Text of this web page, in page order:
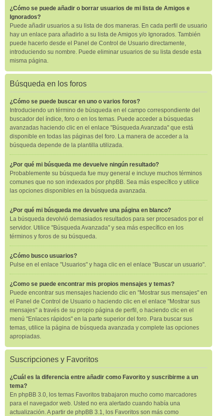
¿Cómo se puede añadir o borrar usuarios de mi lista de Amigos e
Ignorados?
Puede añadir usuarios a su lista de dos maneras. En cada perfil de usuario
hay un enlace para añadirlo a su lista de Amigos y/o Ignorados. También
puede hacerlo desde el Panel de Control de Usuario directamente,
introduciendo su nombre. Puede eliminar usuarios de su lista desde esta
misma página.
Búsqueda en los foros
¿Cómo se puede buscar en uno o varios foros?
Introduciendo un término de búsqueda en el campo correspondiente del
buscador del índice, foro o en los temas. Puede acceder a búsquedas
avanzadas haciendo clic en el enlace "Búsqueda Avanzada" que está
disponible en todas las páginas del foro. La manera de acceder a la
búsqueda depende de la plantilla utilizada.
¿Por qué mi búsqueda me devuelve ningún resultado?
Probablemente su búsqueda fue muy general e incluye muchos términos
comunes que no son indexados por phpBB. Sea más específico y utilice
las opciones disponibles en la búsqueda avanzada.
¿Por qué mi búsqueda me devuelve una página en blanco?
La búsqueda devolvió demasiados resultados para ser procesados por el
servidor. Utilice "Búsqueda Avanzada" y sea más específico en los
términos y foros de su búsqueda.
¿Cómo busco usuarios?
Pulse en el enlace "Usuarios" y haga clic en el enlace "Buscar un usuario".
¿Como se puede encontrar mis propios mensajes y temas?
Puede encontrar sus mensajes haciendo clic en "Mostrar sus mensajes" en
el Panel de Control de Usuario o haciendo clic en el enlace "Mostrar sus
mensajes" a través de su propio página de perfil, o haciendo clic en el
menú "Enlaces rápidos" en la parte superior del foro. Para buscar sus
temas, utilice la página de búsqueda avanzada y complete las opciones
apropiadas.
Suscripciones y Favoritos
¿Cuál es la diferencia entre añadir como Favorito y suscribirme a un
tema?
En phpBB 3.0, los temas Favoritos trabajaron mucho como marcadores
para el navegador web. Usted no era alertado cuando había una
actualización. A partir de phpBB 3.1, los Favoritos son más como